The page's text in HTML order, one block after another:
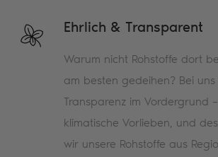
Ehrlich & Transparent
Warum nicht Rohstoffe dort
am besten gedeihen? Bei uns
Transparenz im Vordergrund
klimatische Vorlieben, und
wir unsere Rohstoffe aus